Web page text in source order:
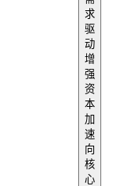
求
驱
动
增
强
资
本
加
速
向
核
心